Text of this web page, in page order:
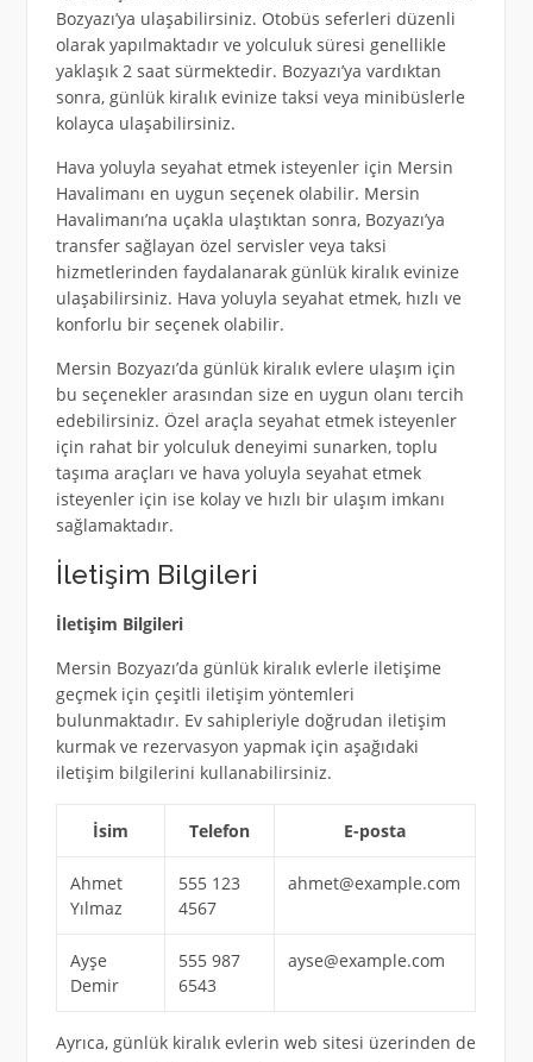
Bozyazı’ya ulaşabilirsiniz. Otobüs seferleri düzenli
olarak yapılmaktadır ve yolculuk süresi genellikle
yaklaşık 2 saat sürmektedir. Bozyazı’ya vardıktan
sonra, günlük kiralık evinize taksi veya minibüslerle
kolayca ulaşabilirsiniz.
Hava yoluyla seyahat etmek isteyenler için Mersin
Havalimanı en uygun seçenek olabilir. Mersin
Havalimanı’na uçakla ulaştıktan sonra, Bozyazı’ya
transfer sağlayan özel servisler veya taksi
hizmetlerinden faydalanarak günlük kiralık evinize
ulaşabilirsiniz. Hava yoluyla seyahat etmek, hızlı ve
konforlu bir seçenek olabilir.
Mersin Bozyazı’da günlük kiralık evlere ulaşım için
bu seçenekler arasından size en uygun olanı tercih
edebilirsiniz. Özel araçla seyahat etmek isteyenler
için rahat bir yolculuk deneyimi sunarken, toplu
taşıma araçları ve hava yoluyla seyahat etmek
isteyenler için ise kolay ve hızlı bir ulaşım imkanı
sağlamaktadır.
İletişim Bilgileri
İletişim Bilgileri
Mersin Bozyazı’da günlük kiralık evlerle iletişime
geçmek için çeşitli iletişim yöntemleri
bulunmaktadır. Ev sahipleriyle doğrudan iletişim
kurmak ve rezervasyon yapmak için aşağıdaki
iletişim bilgilerini kullanabilirsiniz.
İsim Telefon E-posta
Ahmet
Yılmaz
555 123
4567
ahmet@example.com
Ayşe
Demir
555 987
6543
ayse@example.com
Ayrıca, günlük kiralık evlerin web sitesi üzerinden de